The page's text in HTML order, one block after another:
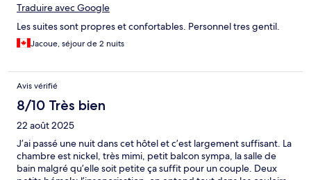
Traduire avec Google
Les suites sont propres et confortables. Personnel tres gentil.
Jacoue, séjour de 2 nuits
Avis vérifié
8/10 Très bien
22 août 2025
J’ai passé une nuit dans cet hôtel et c’est largement suffisant. La
chambre est nickel, très mimi, petit balcon sympa, la salle de
bain malgré qu’elle soit petite ça suffit pour un couple. Deux